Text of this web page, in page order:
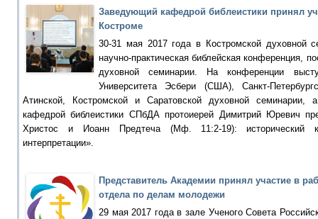
Заведующий кафедрой библеистики принял
Костроме
30-31 мая 2017 года в Костромской духовной
научно-практическая библейская конференция,
духовной семинарии. На конференции
Университета Эcбери (США), Санкт-
Атинской, Костромской и Саратовской духовной
кафедрой библеистики СПбДА протоиерей Димитрий Юревич
Христос и Иоанн Предтеча (Мф. 11:2-19): исторический
интерпретации».
Представитель Академии принял участие в
отдела по делам молодежи
29 мая 2017 года в зале Ученого Совета